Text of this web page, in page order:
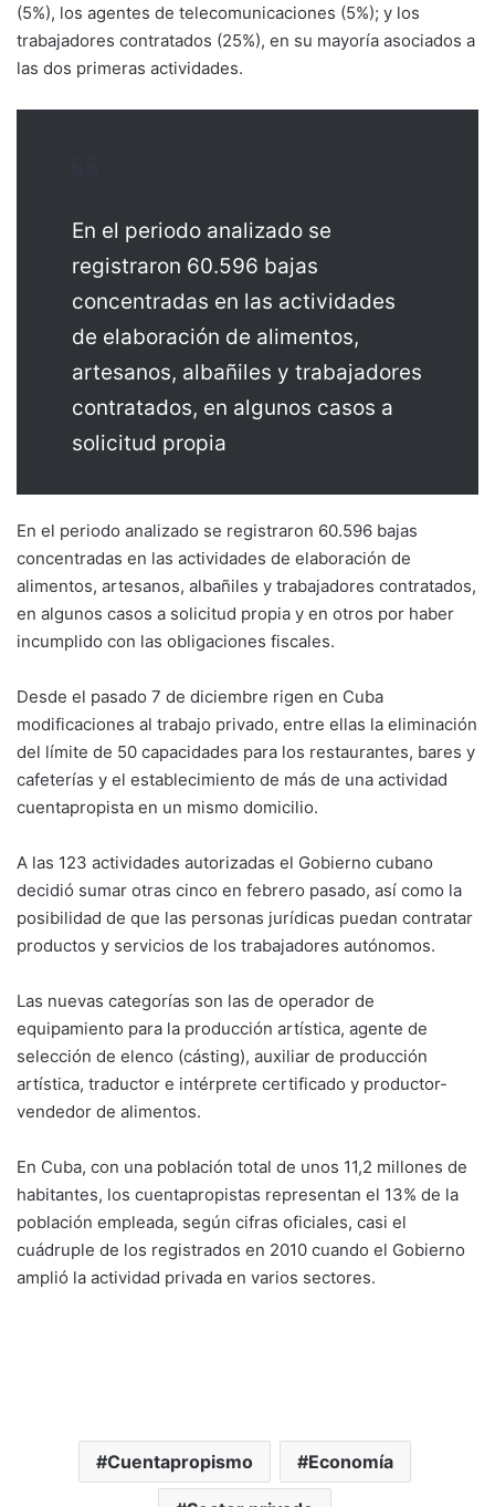
(5%), los agentes de telecomunicaciones (5%); y los
trabajadores contratados (25%), en su mayoría asociados a
las dos primeras actividades.
En el periodo analizado se
registraron 60.596 bajas
concentradas en las actividades
de elaboración de alimentos,
artesanos, albañiles y trabajadores
contratados, en algunos casos a
solicitud propia
En el periodo analizado se registraron 60.596 bajas
concentradas en las actividades de elaboración de
alimentos, artesanos, albañiles y trabajadores contratados,
en algunos casos a solicitud propia y en otros por haber
incumplido con las obligaciones fiscales.
Desde el pasado 7 de diciembre rigen en Cuba
modificaciones al trabajo privado, entre ellas la eliminación
del límite de 50 capacidades para los restaurantes, bares y
cafeterías y el establecimiento de más de una actividad
cuentapropista en un mismo domicilio.
A las 123 actividades autorizadas el Gobierno cubano
decidió sumar otras cinco en febrero pasado, así como la
posibilidad de que las personas jurídicas puedan contratar
productos y servicios de los trabajadores autónomos.
Las nuevas categorías son las de operador de
equipamiento para la producción artística, agente de
selección de elenco (cásting), auxiliar de producción
artística, traductor e intérprete certificado y productor-
vendedor de alimentos.
En Cuba, con una población total de unos 11,2 millones de
habitantes, los cuentapropistas representan el 13% de la
población empleada, según cifras oficiales, casi el
cuádruple de los registrados en 2010 cuando el Gobierno
amplió la actividad privada en varios sectores.
Cuentapropismo Economía